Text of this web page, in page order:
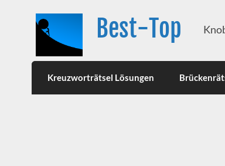
Best-Top
Kreuzworträtsel Lösungen